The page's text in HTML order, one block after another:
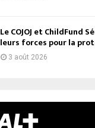
Le COJOJ et ChildFund
leurs forces pour la
3 août 2026